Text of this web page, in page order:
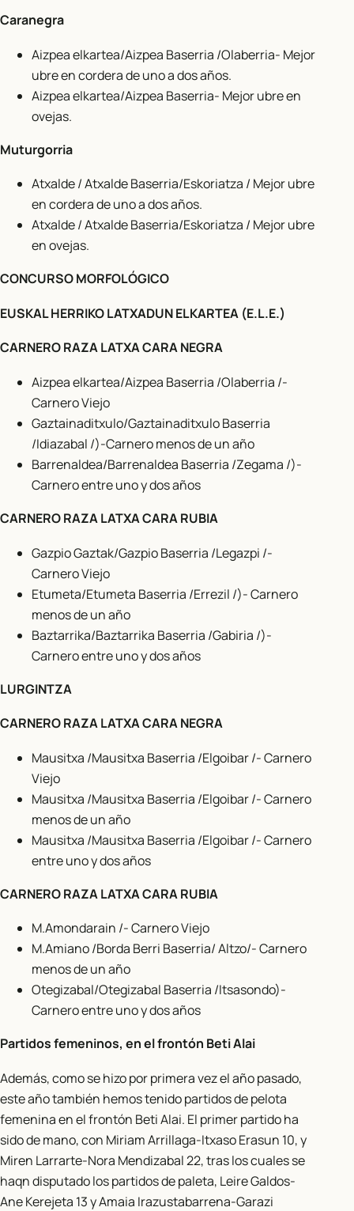
Caranegra
Aizpea elkartea/Aizpea Baserria /Olaberria- Mejor
ubre en cordera de uno a dos años.
Aizpea elkartea/Aizpea Baserria- Mejor ubre en
ovejas.
Muturgorria
Atxalde / Atxalde Baserria/Eskoriatza / Mejor ubre
en cordera de uno a dos años.
Atxalde / Atxalde Baserria/Eskoriatza / Mejor ubre
en ovejas.
CONCURSO MORFOLÓGICO
EUSKAL HERRIKO LATXADUN ELKARTEA (E.L.E.)
CARNERO RAZA LATXA CARA NEGRA
Aizpea elkartea/Aizpea Baserria /Olaberria /-
Carnero Viejo
Gaztainaditxulo/Gaztainaditxulo Baserria
/Idiazabal /)-Carnero menos de un año
Barrenaldea/Barrenaldea Baserria /Zegama /)-
Carnero entre uno y dos años
CARNERO RAZA LATXA CARA RUBIA
Gazpio Gaztak/Gazpio Baserria /Legazpi /-
Carnero Viejo
Etumeta/Etumeta Baserria /Errezil /)- Carnero
menos de un año
Baztarrika/Baztarrika Baserria /Gabiria /)-
Carnero entre uno y dos años
LURGINTZA
CARNERO RAZA LATXA CARA NEGRA
Mausitxa /Mausitxa Baserria /Elgoibar /- Carnero
Viejo
Mausitxa /Mausitxa Baserria /Elgoibar /- Carnero
menos de un año
Mausitxa /Mausitxa Baserria /Elgoibar /- Carnero
entre uno y dos años
CARNERO RAZA LATXA CARA RUBIA
M.Amondarain /- Carnero Viejo
M.Amiano /Borda Berri Baserria/ Altzo/- Carnero
menos de un año
Otegizabal/Otegizabal Baserria /Itsasondo)-
Carnero entre uno y dos años
Partidos femeninos, en el frontón Beti Alai
Además, como se hizo por primera vez el año pasado,
este año también hemos tenido partidos de pelota
femenina en el frontón Beti Alai. El primer partido ha
sido de mano, con Miriam Arrillaga-Itxaso Erasun 10, y
Miren Larrarte-Nora Mendizabal 22, tras los cuales se
haqn disputado los partidos de paleta, Leire Galdos-
Ane Kerejeta 13 y Amaia Irazustabarrena-Garazi